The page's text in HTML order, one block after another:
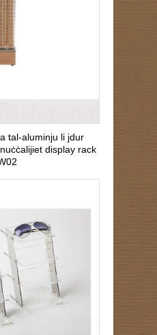
tal-aluminju li jdur
display rack